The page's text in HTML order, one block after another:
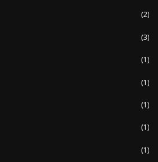
(2)
(3)
(1)
(1)
(1)
(1)
(1)